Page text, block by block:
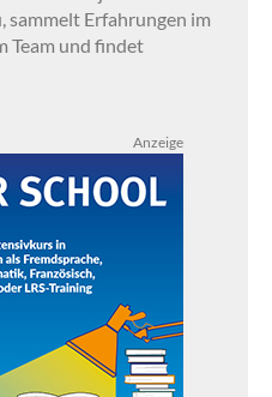
sammelt Erfahrungen im
Team und findet
Anzeige